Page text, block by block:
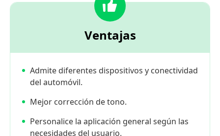
Ventajas
Admite diferentes dispositivos y conectividad
del automóvil.
Mejor corrección de tono.
Personalice la aplicación general según las
necesidades del usuario.